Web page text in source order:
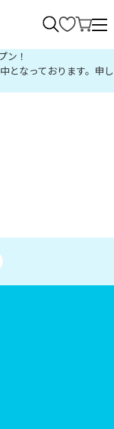
ン！
となっております。申し